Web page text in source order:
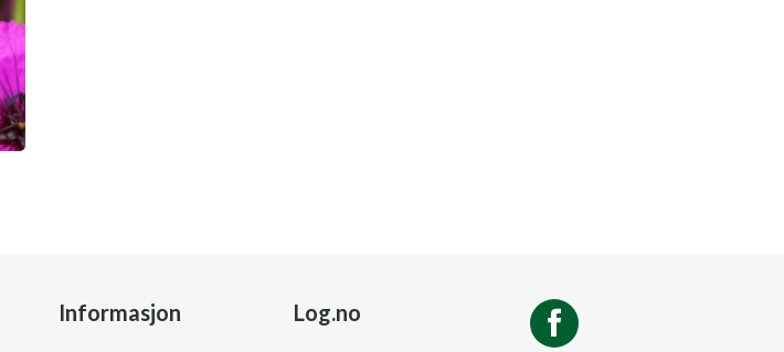
Informasjon Log.no